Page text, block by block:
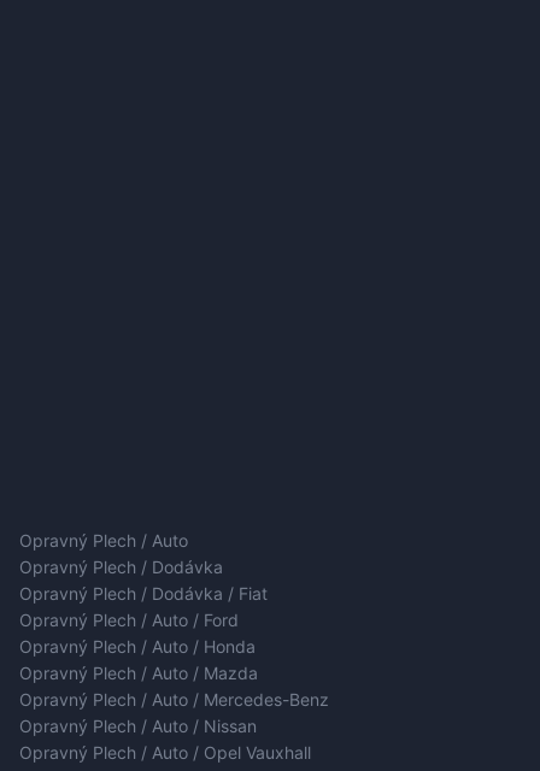
Opravný Plech / Auto
Opravný Plech / Dodávka
Opravný Plech / Dodávka / Fiat
Opravný Plech / Auto / Ford
Opravný Plech / Auto / Honda
Opravný Plech / Auto / Mazda
Opravný Plech / Auto / Mercedes-Benz
Opravný Plech / Auto / Nissan
Opravný Plech / Auto / Opel Vauxhall